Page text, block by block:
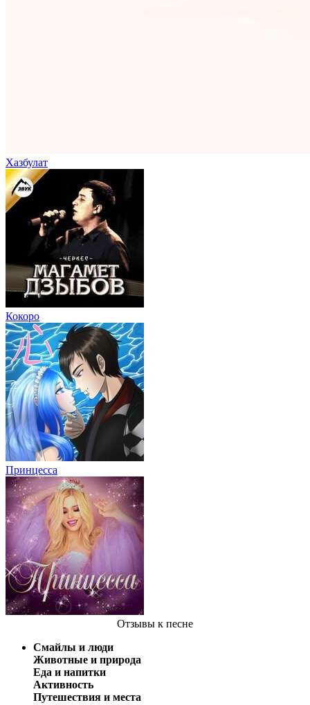
Хазбулат
Кокоро
Принцесса
Отзывы к песне
Смайлы и люди
Животные и природа
Еда и напитки
Активность
Путешествия и места